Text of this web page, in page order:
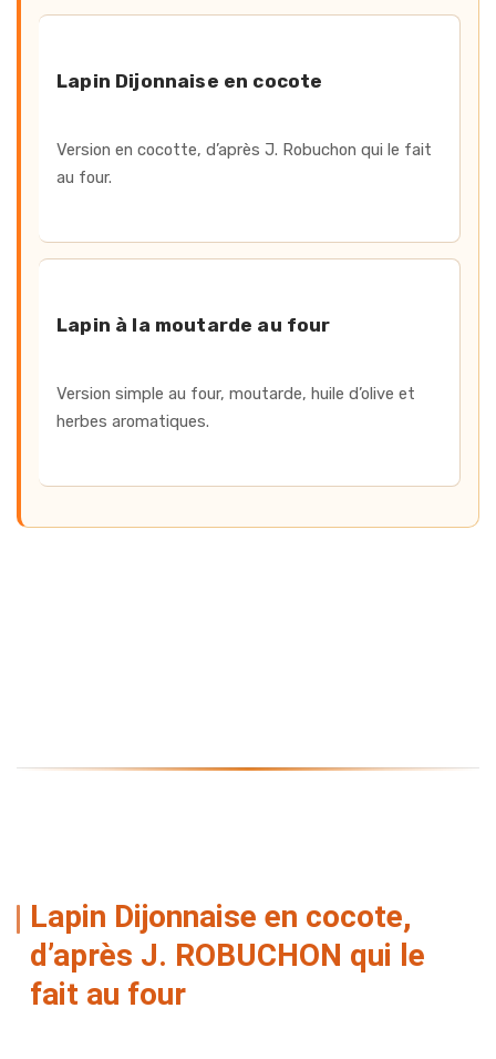
Navigation rapide des recettes
Lapin Dijonnaise en cocote
Version en cocotte, d’après J. Robuchon qui le fait
au four.
Lapin à la moutarde au four
Version simple au four, moutarde, huile d’olive et
herbes aromatiques.
Lapin Dijonnaise en cocote,
d’après J. ROBUCHON qui le
fait au four